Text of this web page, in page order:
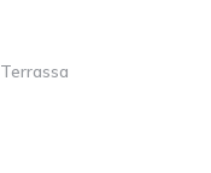
Terrassa